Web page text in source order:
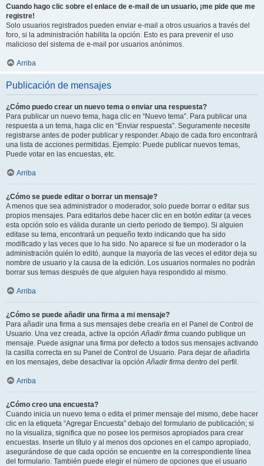
Cuando hago clic sobre el enlace de e-mail de un usuario, ¡me pide que me
registre!
Solo usuarios registrados pueden enviar e-mail a otros usuarios a través del
foro, si la administración habilita la opción. Esto es para prevenir el uso
malicioso del sistema de e-mail por usuarios anónimos.
Arriba
Publicación de mensajes
¿Cómo puedo crear un nuevo tema o enviar una respuesta?
Para publicar un nuevo tema, haga clic en “Nuevo tema”. Para publicar una
respuesta a un tema, haga clic en “Enviar respuesta”. Seguramente necesite
registrarse antes de poder publicar y responder. Abajo de cada foro encontrará
una lista de acciones permitidas. Ejemplo: Puede publicar nuevos temas,
Puede votar en las encuestas, etc.
Arriba
¿Cómo se puede editar o borrar un mensaje?
A menos que sea administrador o moderador, solo puede borrar o editar sus
propios mensajes. Para editarlos debe hacer clic en en botón editar(a veces
esta opción solo es válida durante un cierto periodo de tiempo). Si alguien
editase su tema, encontrará un pequeño texto indicando que ha sido
modificado y las veces que lo ha sido. No aparece si fue un moderador o la
administración quién lo editó, aunque la mayoría de las veces el editor deja su
nombre de usuario y la causa de la edición. Los usuarios normales no podrán
borrar sus temas después de que alguien haya respondido al mismo.
Arriba
¿Cómo se puede añadir una firma a mi mensaje?
Para añadir una firma a sus mensajes debe crearla en el Panel de Control de
Usuario. Una vez creada, active la opciónAñadir firma cuando publique un
mensaje. Puede asignar una firma por defecto a todos sus mensajes activando
la casilla correcta en su Panel de Control de Usuario. Para dejar de añadirla
en los mensajes, debe desactivar la opciónAñadir firma dentro del perfil.
Arriba
¿Cómo creo una encuesta?
Cuando inicia un nuevo tema o edita el primer mensaje del mismo, debe hacer
clic en la etiqueta “Agregar Encuesta” debajo del formulario de publicación; si
no la visualiza, significa que no posee los permisos apropiados para crear
encuestas. Inserte un título y al menos dos opciones en el campo apropiado,
asegurándose de que cada opción se encuentre en la correspondiente línea
del formulario. También puede elegir el número de opciones que el usuario